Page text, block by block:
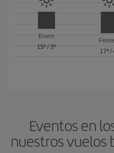
Enero
15º/3º
17º /
Eventos en
nuestros vuelos